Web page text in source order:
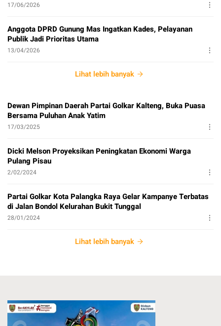
17/06/2026
Anggota DPRD Gunung Mas Ingatkan Kades, Pelayanan
Publik Jadi Prioritas Utama
13/04/2026
Lihat lebih banyak
Dewan Pimpinan Daerah Partai Golkar Kalteng, Buka Puasa
Bersama Puluhan Anak Yatim
17/03/2025
Dicki Melson Proyeksikan Peningkatan Ekonomi Warga
Pulang Pisau
2/02/2024
Partai Golkar Kota Palangka Raya Gelar Kampanye Terbatas
di Jalan Bondol Kelurahan Bukit Tunggal
28/01/2024
Lihat lebih banyak